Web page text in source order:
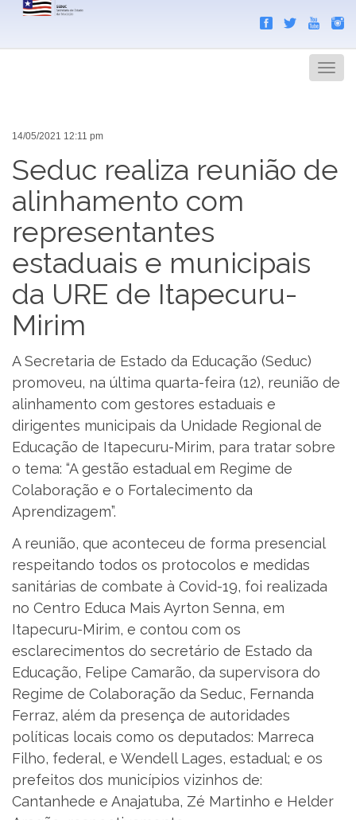
Menu
14/05/2021 12:11 pm
Seduc realiza reunião de
alinhamento com
representantes
estaduais e municipais
da URE de Itapecuru-
Mirim
A Secretaria de Estado da Educação (Seduc)
promoveu, na última quarta-feira (12), reunião de
alinhamento com gestores estaduais e
dirigentes municipais da Unidade Regional de
Educação de Itapecuru-Mirim, para tratar sobre
o tema: “A gestão estadual em Regime de
Colaboração e o Fortalecimento da
Aprendizagem”.
A reunião, que aconteceu de forma presencial
respeitando todos os protocolos e medidas
sanitárias de combate à Covid-19, foi realizada
no Centro Educa Mais Ayrton Senna, em
Itapecuru-Mirim, e contou com os
esclarecimentos do secretário de Estado da
Educação, Felipe Camarão, da supervisora do
Regime de Colaboração da Seduc, Fernanda
Ferraz, além da presença de autoridades
políticas locais como os deputados: Marreca
Filho, federal, e Wendell Lages, estadual; e os
prefeitos dos municípios vizinhos de:
Cantanhede e Anajatuba, Zé Martinho e Helder